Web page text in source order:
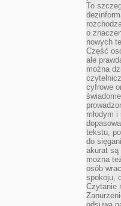
To
o
nowych
Część
ale
można
cyfrowe
młodym
tekstu,
do
akurat są
można
osób
spokoju,
Czytanie